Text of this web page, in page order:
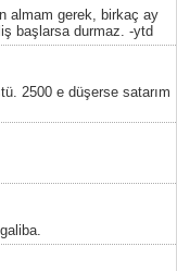
almam gerek, birkaç ay
başlarsa durmaz. -ytd
2500 e düşerse satarım